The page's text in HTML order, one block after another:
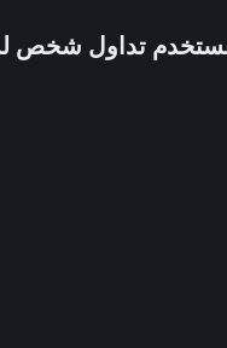
مستخدم تداول